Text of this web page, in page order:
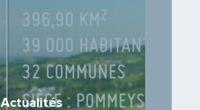
Actualités